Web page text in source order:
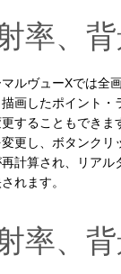
率、
ルヴューXでは全
画したポイント・
更することもできま
更し、ボタンクリ
計算され、リアル
れます。
率、